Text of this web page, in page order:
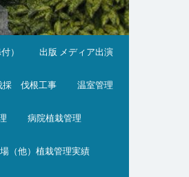
） 出版 メディア出演
採 伐根工事 温室管理
病院植栽管理
（他）植栽管理実績